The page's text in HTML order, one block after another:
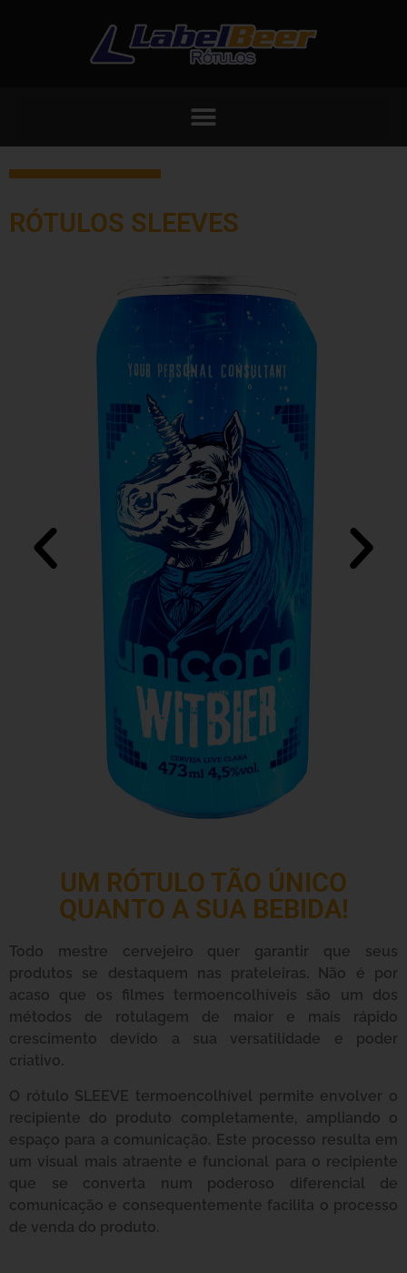
RÓTULOS SLEEVES
UM RÓTULO TÃO ÚNICO
QUANTO A SUA BEBIDA!
Todo mestre cervejeiro quer garantir que seus
produtos se destaquem nas prateleiras. Não é por
acaso que os filmes termoencolhíveis são um dos
métodos de rotulagem de maior e mais rápido
crescimento devido a sua versatilidade e poder
criativo.
O rótulo SLEEVE termoencolhível permite envolver o
recipiente do produto completamente, ampliando o
espaço para a comunicação. Este processo resulta em
um visual mais atraente e funcional para o recipiente
que se converta num poderoso diferencial de
comunicação e consequentemente facilita o processo
de venda do produto.